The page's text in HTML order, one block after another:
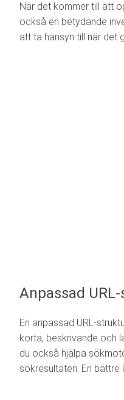
När det kommer till att
också en betydande
att ta hänsyn till när det
Anpassad
En anpassad URL-
korta, beskrivande och
du också hjälpa
sökresultaten. En